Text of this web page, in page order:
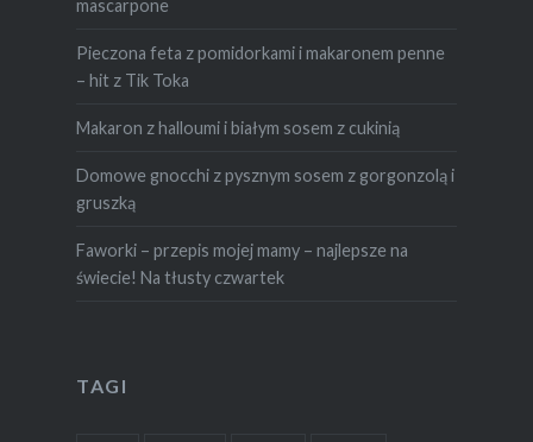
mascarpone
Pieczona feta z pomidorkami i makaronem penne
– hit z Tik Toka
Makaron z halloumi i białym sosem z cukinią
Domowe gnocchi z pysznym sosem z gorgonzolą i
gruszką
Faworki – przepis mojej mamy – najlepsze na
świecie! Na tłusty czwartek
TAGI